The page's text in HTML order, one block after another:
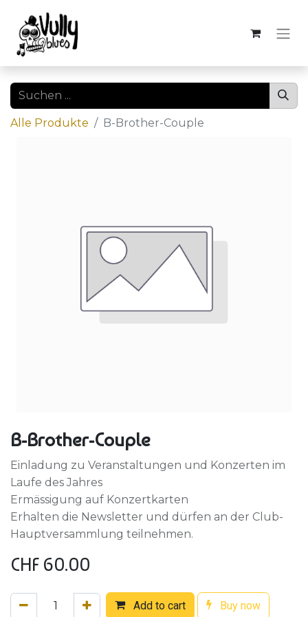
Alle Produkte B-Brother-Couple
B-Brother-Couple
Einladung zu Veranstaltungen und Konzerten im
Laufe des Jahres
Ermässigung auf Konzertkarten
Erhalten die Newsletter und dürfen an der Club-
Hauptversammlung teilnehmen.
CHF 60.00
Add to cart Buy now